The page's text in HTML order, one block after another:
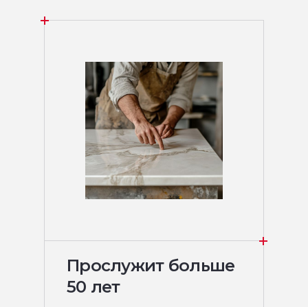
Прослужит больше
50 лет